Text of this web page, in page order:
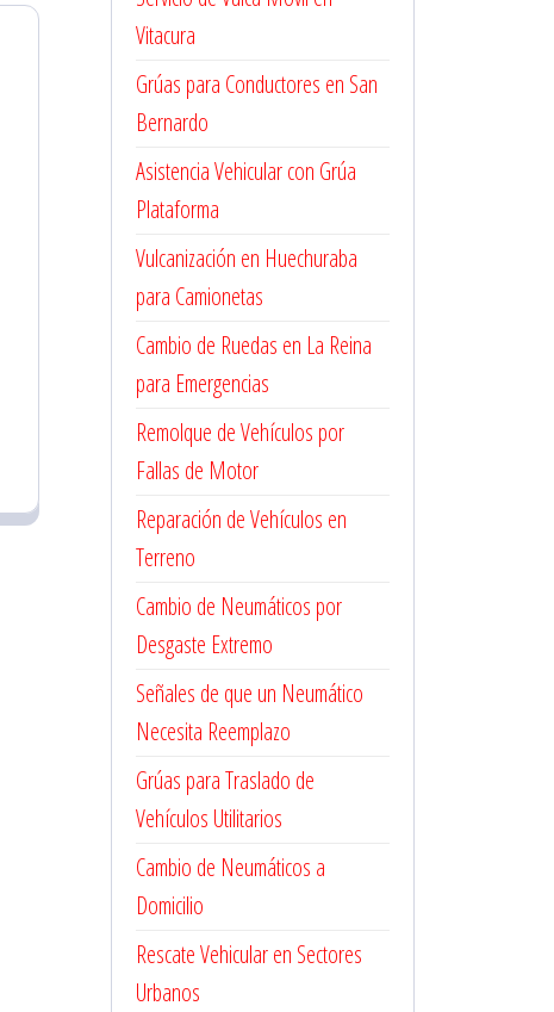
Vitacura
Grúas para Conductores en San
Bernardo
Asistencia Vehicular con Grúa
Plataforma
Vulcanización en Huechuraba
para Camionetas
Cambio de Ruedas en La Reina
para Emergencias
Remolque de Vehículos por
Fallas de Motor
Reparación de Vehículos en
Terreno
Cambio de Neumáticos por
Desgaste Extremo
Señales de que un Neumático
Necesita Reemplazo
Grúas para Traslado de
Vehículos Utilitarios
Cambio de Neumáticos a
Domicilio
Rescate Vehicular en Sectores
Urbanos